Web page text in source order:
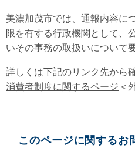
美濃加茂市では、通報内容に
限を有する行政機関として、
いその事務の取扱いについて
詳しくは下記のリンク先から
消費者制度に関するページ ＜
このページに関するお